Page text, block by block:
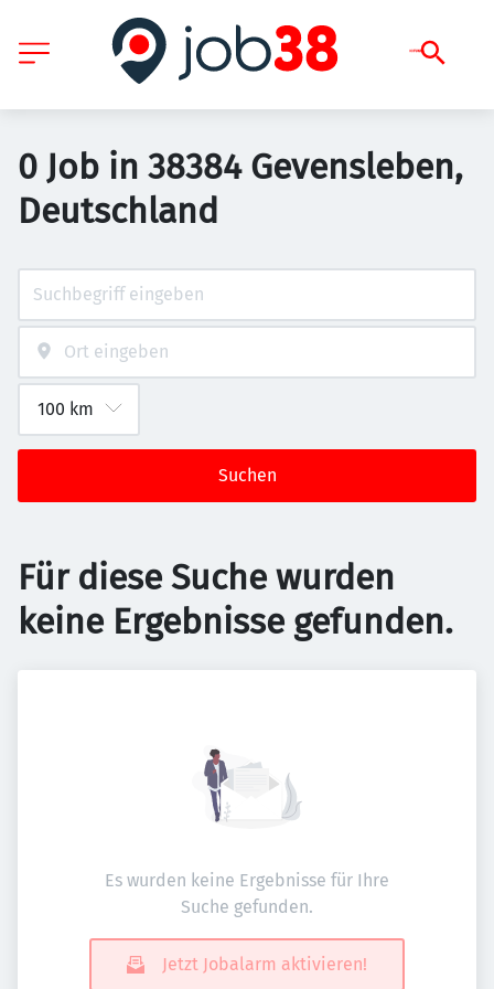
0 Job in 38384 Gevensleben,
Deutschland
Suchen
Für diese Suche wurden
keine Ergebnisse gefunden.
Es wurden keine Ergebnisse für Ihre
Suche gefunden.
Jetzt Jobalarm aktivieren!